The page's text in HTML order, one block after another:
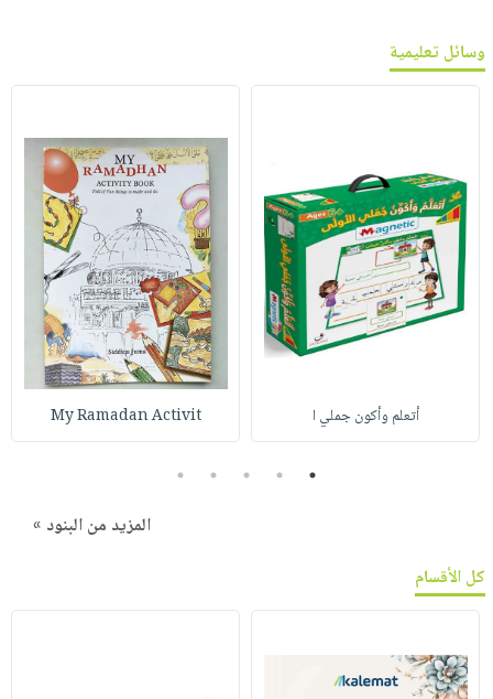
وسائل تعليمية
أتعلم وأكون جملي ا My Ramadan Activit
1
2
3
4
5
المزيد من البنود »
كل الأقسام